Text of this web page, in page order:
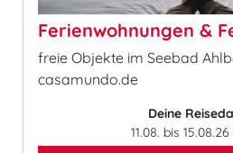
Ferienwohnungen &
freie Objekte im Seebad
casamundo.de
Deine
11.08. bis 15.08.26